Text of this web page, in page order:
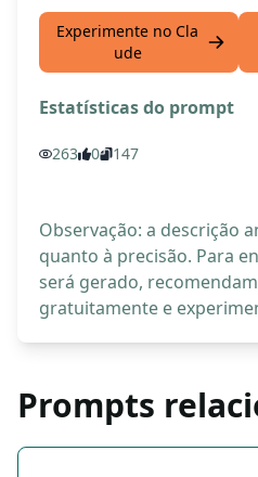
Experimente no Cla
ude
Estatísticas do prompt
263 0 147
Observação: a descrição
quanto à precisão. Para
será gerado,
gratuitamente e
Prompts